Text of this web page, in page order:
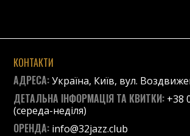
КОНТАКТИ
АДРЕСА:Україна, Київ, вул.
ДЕТАЛЬНА ІНФОРМАЦІЯ ТА КВИТКИ: +38
(середа-неділя)
ОРЕНДА: info@32jazz.club